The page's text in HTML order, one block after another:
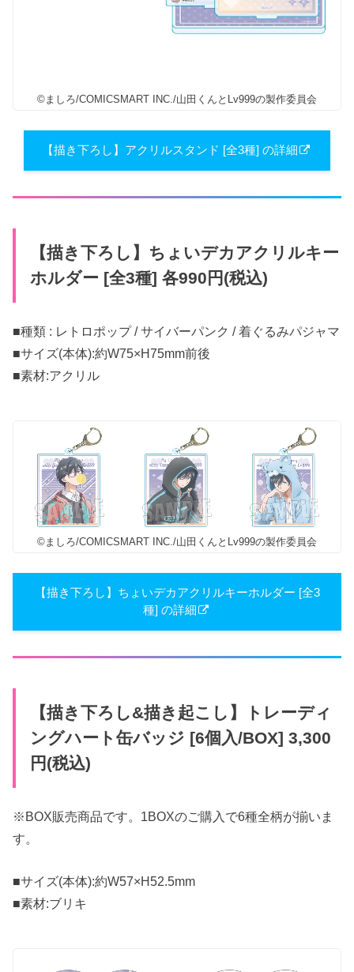
©ましろ/COMICSMART INC./山田くんとLv999の製作委員会
【描き下ろし】アクリルスタンド [全3種] の詳細
【描き下ろし】ちょいデカアクリルキー
ホルダー [全3種] 各990円(税込)
■種類 : レトロポップ / サイバーパンク / 着ぐるみパジャマ
■サイズ(本体):約W75×H75mm前後
■素材:アクリル
©ましろ/COMICSMART INC./山田くんとLv999の製作委員会
【描き下ろし】ちょいデカアクリルキーホルダー [全3
種] の詳細
【描き下ろし&描き起こし】トレーディ
ングハート缶バッジ [6個入/BOX] 3,300
円(税込)
※BOX販売商品です。1BOXのご購入で6種全柄が揃いま
す。
■サイズ(本体):約W57×H52.5mm
■素材:ブリキ